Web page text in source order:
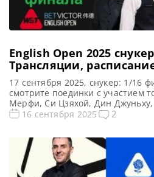
English Open 2025
Трансляции,
17 сентября 2025, снукер: 1/16
смотрите поединки с участием
Мерфи, Си Цзяхой, Дин
Уильямс, Том Форд и другие.
трансляций Открытый
Смотреть сегодня прямые […]
16 сентября 2025 2